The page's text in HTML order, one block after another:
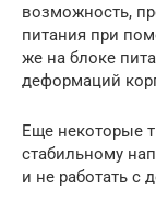
возможность,
питания при
же на блоке
деформаций
Еще некоторые
стабильному
и не работать с